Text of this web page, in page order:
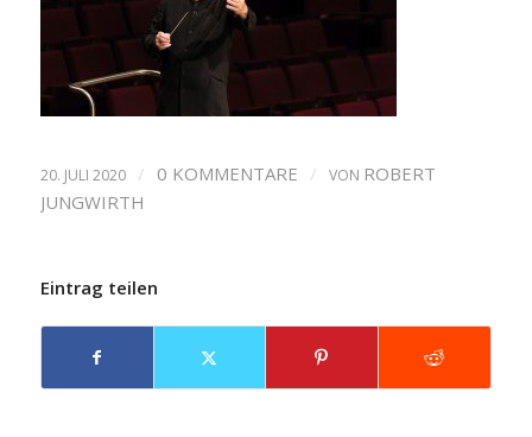
20. JULI 2020 / 0 KOMMENTARE / VON ROBERT
JUNGWIRTH
Eintrag teilen